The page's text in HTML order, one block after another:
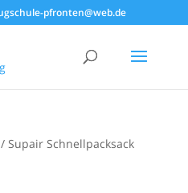
pfronten@web.de
/ Supair Schnellpacksack